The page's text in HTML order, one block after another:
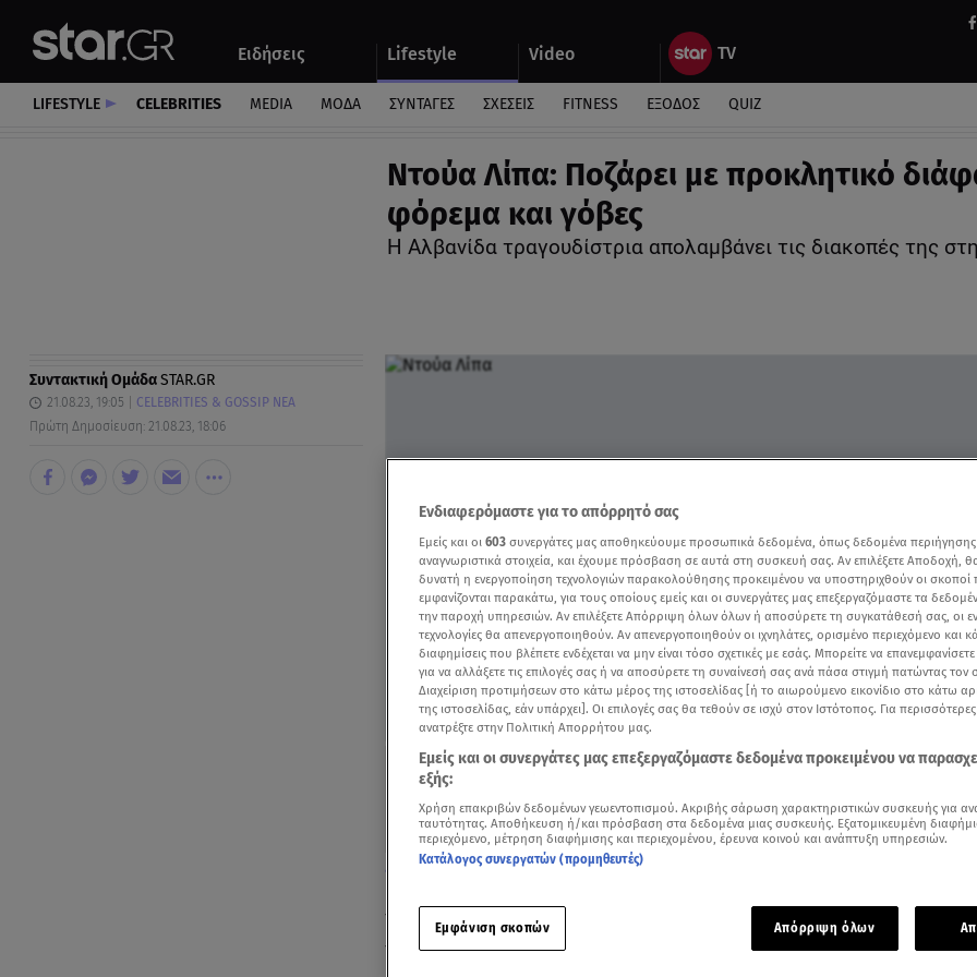
Ειδήσεις Lifestyle Video
Αυτοκίνητο
LIFESTYLE CELEBRITIES MEDIA ΜΟΔΑ ΣΥΝΤΑΓΕΣ ΣΧΕΣΕΙΣ FITNESS ΕΞΟΔΟΣ QUIZ
Ντούα Λίπα: Ποζάρει με προκλητικό
φόρεμα και γόβες
Η Αλβανίδα τραγουδίστρια απολαμβάνει τις διακοπές της
Συντακτική ΟμάδαSTAR.GR
21.08.23, 19:05
CELEBRITIES & GOSSIP ΝΕΑ
Πρώτη Δημοσίευση: 21.08.23, 18:06
Δείτε περισσότερα άρθρα μας στα αποτελέσματα αναζήτησης
Add star.gr on Google
Δείτε βίντεο που πόσταρε η Ντούα Λίπα από τις διακοπές της στην Πελοπόνησσο
Τις καλοκαιρινές της διακοπές στην Ίμπιζα απολαμβάνει ηΝτούα Λίπα
πολλές από τις ξέγνοιαστες στιγμές της αλλά και τα outfits που κάνει με
Ενδιαφερόμαστε για το απόρρητό σας
Εμείς και οι 603 συνεργάτες μας αποθηκεύουμε προσωπικά δεδομένα, όπως δεδομένα
αναγνωριστικά στοιχεία, και έχουμε πρόσβαση σε αυτά στη συσκευή σας. Αν επιλέξετε Αποδοχή,
δυνατή η ενεργοποίηση τεχνολογιών παρακολούθησης προκειμένου να υποστηριχθούν οι σκοποί
εμφανίζονται παρακάτω, για τους οποίους εμείς και οι συνεργάτες μας επεξεργαζόμαστε τα
την παροχή υπηρεσιών. Αν επιλέξετε Απόρριψη όλων όλων ή αποσύρετε τη συγκατάθεσή σας, οι
τεχνολογίες θα απενεργοποιηθούν. Αν απενεργοποιηθούν οι ιχνηλάτες, ορισμένο περιεχόμενο και
διαφημίσεις που βλέπετε ενδέχεται να μην είναι τόσο σχετικές με εσάς. Μπορείτε να
για να αλλάξετε τις επιλογές σας ή να αποσύρετε τη συναίνεσή σας ανά πάσα στιγμή πατώντας τον
Διαχείριση προτιμήσεων στο κάτω μέρος της ιστοσελίδας [ή το αιωρούμενο εικονίδιο στο κάτω
της ιστοσελίδας, εάν υπάρχει]. Οι επιλογές σας θα τεθούν σε ισχύ στον Ιστότοπος. Για
ανατρέξτε στην Πολιτική Απορρήτου μας.
Εμείς και οι συνεργάτες μας επεξεργαζόμαστε δεδομένα προκειμένου να
εξής:
Χρήση επακριβών δεδομένων γεωεντοπισμού. Ακριβής σάρωση χαρακτηριστικών συσκευής για
ταυτότητας. Αποθήκευση ή/και πρόσβαση στα δεδομένα μιας συσκευής. Εξατομικευμένη
περιεχόμενο, μέτρηση διαφήμισης και περιεχομένου, έρευνα κοινού και ανάπτυξη υπηρεσιών.
Κατάλογος συνεργατών (προμηθευτές)
Εμφάνιση σκοπών Απόρριψη όλων